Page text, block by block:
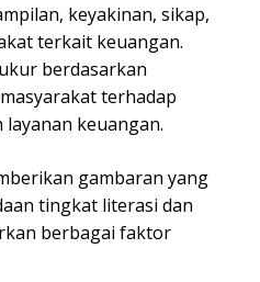
keyakinan, sikap,
terkait keuangan.
berdasarkan
terhadap
keuangan.
gambaran yang
tingkat literasi dan
berbagai faktor